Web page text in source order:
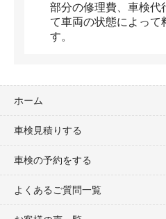
部分の修理費、車検代
て車両の状態によって
す。
ホーム
車検見積りする
車検の予約をする
よくあるご質問一覧